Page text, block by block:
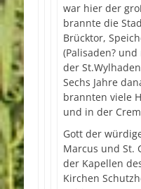
war hier der
brannte die
Brücktor,
(Palisaden?
der
Sechs Jahre
brannten viele
und in der
Gott der
Marcus und St.
der Kapellen
Kirchen